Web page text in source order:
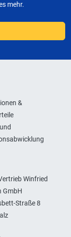
mehr.
&
Winfried
GmbH
Straße 8